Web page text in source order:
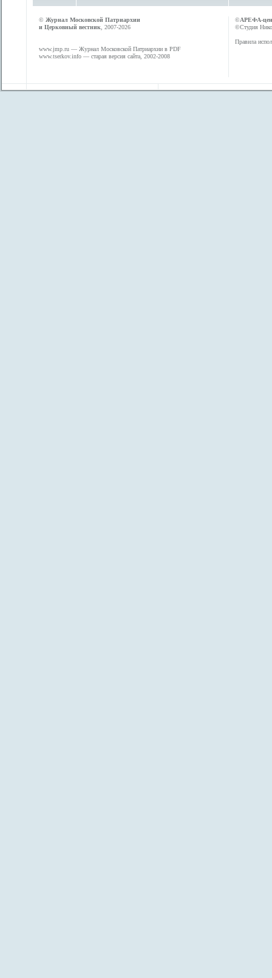
© Журнал Московской Патриархии
и Церковный вестник , 2007-2026
www.jmp.ru — Журнал Московской Патриархии в PDF
www.tserkov.info — старая версия сайта, 2002-2008
©АРЕФА-
©Студия
Правила